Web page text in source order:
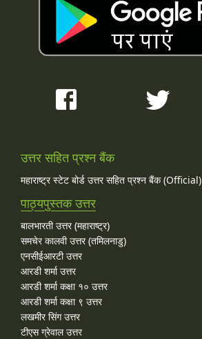
उत्तर सहित प्रश्न बैंक
महाराष्ट्र स्टेट बोर्ड उत्तर सहित प्रश्न बैंक (Official)
पाठ्यपुस्तक उत्तर
बालभारती उत्तर (महाराष्ट्र)
समचेर कालवी उत्तर (तमिलनाडु)
एनसीईआरटी उत्तर
आरडी शर्मा उत्तर
आरडी शर्मा कक्षा १० उत्तर
आरडी शर्मा कक्षा ९ उत्तर
लखमीर सिंग उत्तर
टीएस ग्रेवाल उत्तर